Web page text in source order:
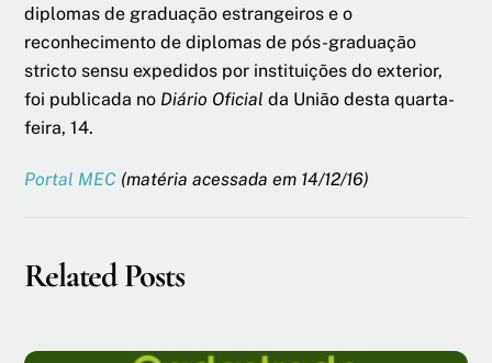
diplomas de graduação estrangeiros e o
reconhecimento de diplomas de pós-graduação
stricto sensu expedidos por instituições do exterior,
foi publicada no Diário Oficial da União desta quarta-
feira, 14.
Portal MEC (matéria acessada em 14/12/16)
Related Posts